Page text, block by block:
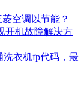
空调以节能？
开机故障解决方
洗衣机fp代码，最